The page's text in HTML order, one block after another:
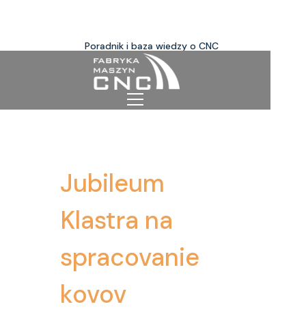
Poradnik i baza wiedzy o CNC
Jubileum
Klastra na
spracovanie
kovov